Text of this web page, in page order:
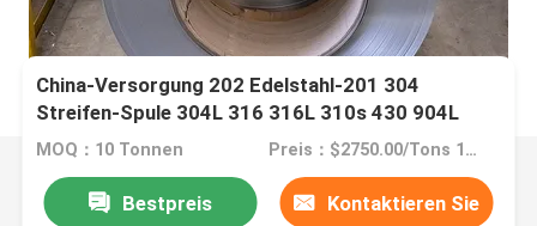
China-Versorgung 202 Edelstahl-201 304
Streifen-Spule 304L 316 316L 310s 430 904L
MOQ：10 Tonnen Preis：$2750.00/Tons 10-999 Tons
Bestpreis Kontaktieren Sie